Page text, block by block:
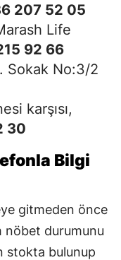
207 52 05
Life
92 66
Sokak No:3/2
karşısı,
30
Bilgi
gitmeden önce
nöbet durumunu
stokta bulunup